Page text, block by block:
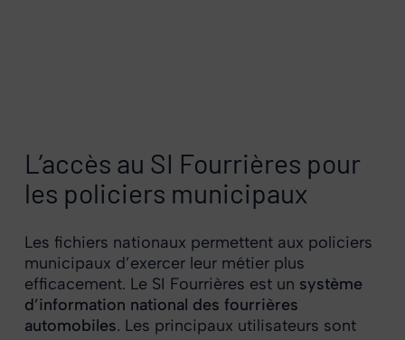
L’accès au SI Fourrières pour
les policiers municipaux
Les fichiers nationaux permettent aux policiers
municipaux d’exercer leur métier plus
efficacement. Le SI Fourrières est un système
d’information national des fourrières
automobiles. Les principaux utilisateurs sont